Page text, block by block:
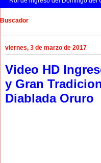
Buscador
viernes, 3 de marzo de 2017
Video HD
y Gran
Diablada Oruro